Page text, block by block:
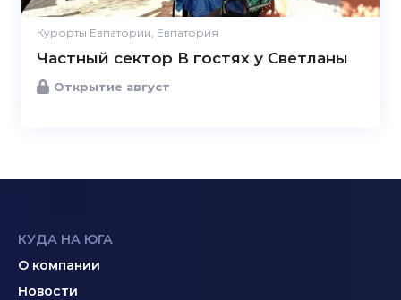
Курорты Евпатории, Евпатория
Частный сектор В гостях у Светланы
Открытие август
КУДА НА ЮГА
О компании
Новости